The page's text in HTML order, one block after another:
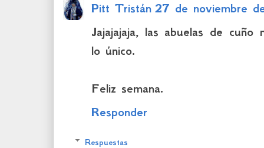
Pitt Tristán 27 de noviembre
Jajajajaja, las abuelas de cuño
lo único.
Feliz semana.
Responder
Respuestas